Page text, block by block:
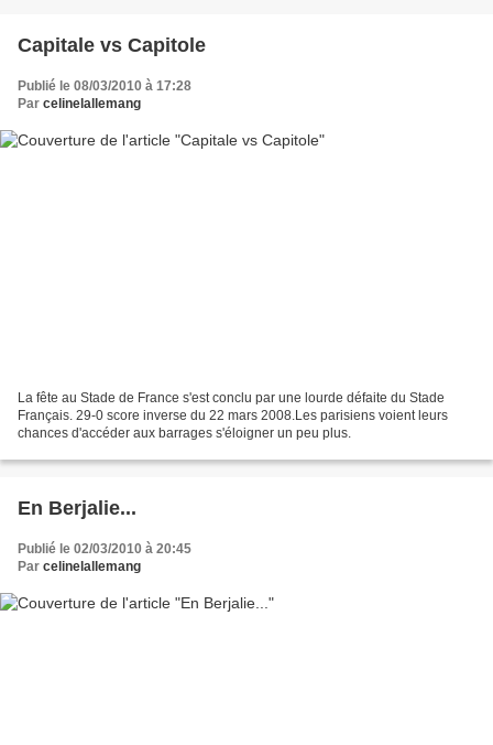
Capitale vs Capitole
Publié le 08/03/2010 à 17:28
Par celinelallemang
La fête au Stade de France s'est conclu par une lourde défaite du Stade
Français. 29-0 score inverse du 22 mars 2008.Les parisiens voient leurs
chances d'accéder aux barrages s'éloigner un peu plus.
En Berjalie...
Publié le 02/03/2010 à 20:45
Par celinelallemang